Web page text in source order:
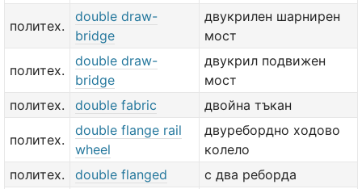
политех.
double draw-
bridge
двукрилен шарнирен
мост
политех.
double draw-
bridge
двукрил подвижен
мост
политех.
double fabric двойна тъкан
политех.
double flange rail
wheel
двуребордно ходово
колело
политех.
double flanged
с два реборда